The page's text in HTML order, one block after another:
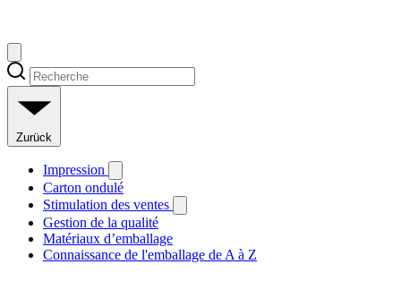
Zurück
Impression
Carton ondulé
Stimulation des ventes
Gestion de la qualité
Matériaux d’emballage
Connaissance de l'emballage de A à Z